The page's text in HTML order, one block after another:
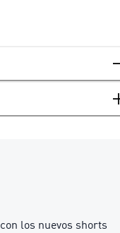
los nuevos shorts